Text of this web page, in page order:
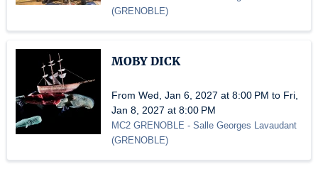
(GRENOBLE)
MOBY DICK
From Wed, Jan 6, 2027 at 8:00 PM to Fri,
Jan 8, 2027 at 8:00 PM
MC2 GRENOBLE - Salle Georges Lavaudant
(GRENOBLE)